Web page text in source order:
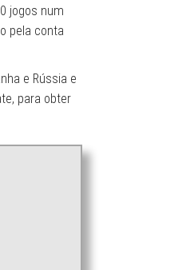
jogos num
pela conta
e Rússia e
para obter